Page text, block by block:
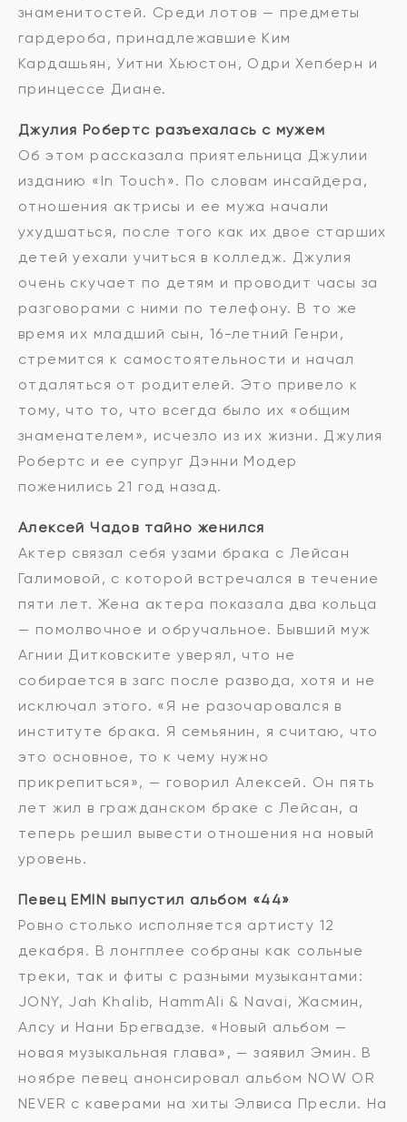
знаменитостей. Среди лотов — предметы
гардероба, принадлежавшие Ким
Кардашьян, Уитни Хьюстон, Одри Хепберн и
принцессе Диане.
Джулия Робертс разъехалась с мужем
Об этом рассказала приятельница Джулии
изданию «In Touch». По словам инсайдера,
отношения актрисы и ее мужа начали
ухудшаться, после того как их двое старших
детей уехали учиться в колледж. Джулия
очень скучает по детям и проводит часы за
разговорами с ними по телефону. В то же
время их младший сын, 16-летний Генри,
стремится к самостоятельности и начал
отдаляться от родителей. Это привело к
тому, что то, что всегда было их «общим
знаменателем», исчезло из их жизни. Джулия
Робертс и ее супруг Дэнни Модер
поженились 21 год назад.
Алексей Чадов тайно женился
Актер связал себя узами брака с Лейсан
Галимовой, с которой встречался в течение
пяти лет. Жена актера показала два кольца
— помолвочное и обручальное. Бывший муж
Агнии Дитковските уверял, что не
собирается в загс после развода, хотя и не
исключал этого. «Я не разочаровался в
институте брака. Я семьянин, я считаю, что
это основное, то к чему нужно
прикрепиться», — говорил Алексей. Он пять
лет жил в гражданском браке с Лейсан, а
теперь решил вывести отношения на новый
уровень.
Певец EMIN выпустил альбом «44»
Ровно столько исполняется артисту 12
декабря. В лонгплее собраны как сольные
треки, так и фиты с разными музыкантами:
JONY, Jah Khalib, HammAli & Navai, Жасмин,
Алсу и Нани Брегвадзе. «Новый альбом —
новая музыкальная глава», — заявил Эмин. В
ноябре певец анонсировал альбом NOW OR
NEVER с каверами на хиты Элвиса Пресли. На